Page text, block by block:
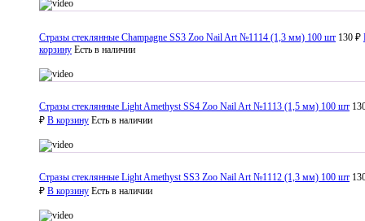
Стразы стеклянные Champagne SS3 Zoo Nail Art №1114 (1,3 мм) 100 шт 130 ₽
корзину Есть в наличии
Стразы стеклянные Light Amethyst SS4 Zoo Nail Art №1113 (1,5 мм) 100 шт
₽ В корзину Есть в наличии
Стразы стеклянные Light Amethyst SS3 Zoo Nail Art №1112 (1,3 мм) 100 шт
₽ В корзину Есть в наличии